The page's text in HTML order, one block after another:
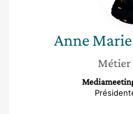
Anne Marie
Métier